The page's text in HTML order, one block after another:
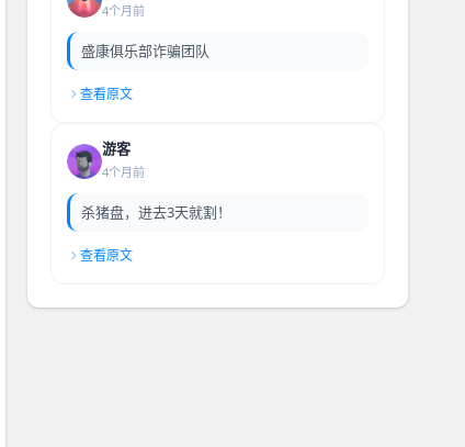
4个月前
盛康俱乐部诈骗团队
查看原文
游客
4个月前
杀猪盘，进去3天就割！
查看原文